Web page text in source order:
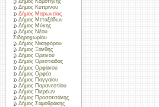
Δήμος Κομοτηνής
Δήμος Κυπρίνου
Δήμος Μαρωνείας
Δήμος Μεταξάδων
Δήμος Μύκης
Δήμος Νέου
Σιδηροχωρίου
Δήμος Νικηφόρου
Δήμος Ξάνθης
Δήμος Ορεινού
Δήμος Ορεστιάδας
Δήμος Ορφανού
Δήμος Ορφέα
Δήμος Παγγαίου
Δήμος Παρανεστίου
Δήμος Πιερέων
Δήμος Προσοτσάνης
Δήμος Σαμοθράκης